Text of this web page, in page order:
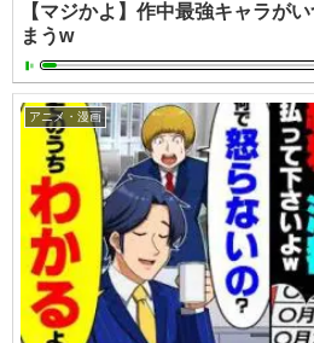
【マジかよ】作中最強キャラが
まうw
アニメ・漫画